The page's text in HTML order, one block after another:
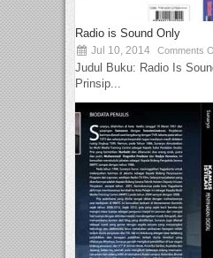
Radio is Sound Only
Jul 10, 2014 Comments
Judul Buku: Radio Is
Prinsip...